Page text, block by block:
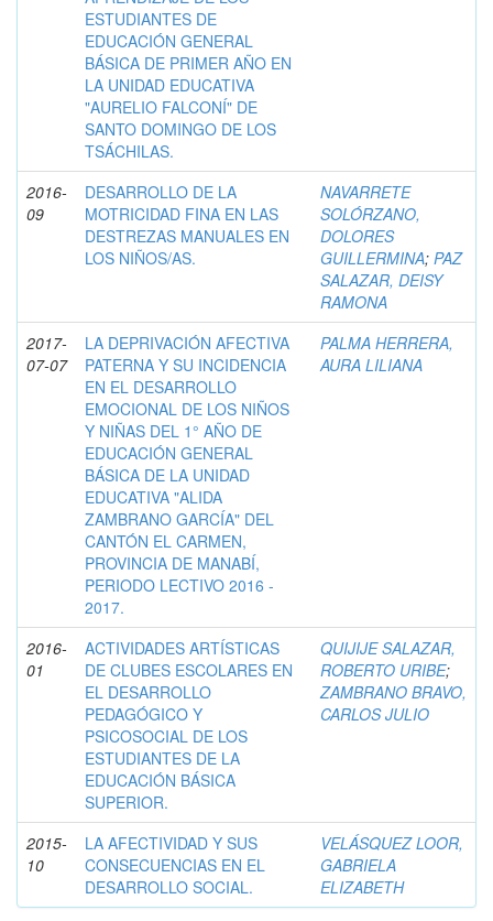
ESTUDIANTES DE
EDUCACIÓN GENERAL
BÁSICA DE PRIMER AÑO EN
LA UNIDAD EDUCATIVA
"AURELIO FALCONÍ" DE
SANTO DOMINGO DE LOS
TSÁCHILAS.
2016-
09
DESARROLLO DE LA
MOTRICIDAD FINA EN LAS
DESTREZAS MANUALES EN
LOS NIÑOS/AS.
NAVARRETE
SOLÓRZANO,
DOLORES
GUILLERMINA; PAZ
SALAZAR, DEISY
RAMONA
2017-
07-07
LA DEPRIVACIÓN AFECTIVA
PATERNA Y SU INCIDENCIA
EN EL DESARROLLO
EMOCIONAL DE LOS NIÑOS
Y NIÑAS DEL 1° AÑO DE
EDUCACIÓN GENERAL
BÁSICA DE LA UNIDAD
EDUCATIVA "ALIDA
ZAMBRANO GARCÍA" DEL
CANTÓN EL CARMEN,
PROVINCIA DE MANABÍ,
PERIODO LECTIVO 2016 -
2017.
PALMA HERRERA,
AURA LILIANA
2016-
01
ACTIVIDADES ARTÍSTICAS
DE CLUBES ESCOLARES EN
EL DESARROLLO
PEDAGÓGICO Y
PSICOSOCIAL DE LOS
ESTUDIANTES DE LA
EDUCACIÓN BÁSICA
SUPERIOR.
QUIJIJE SALAZAR,
ROBERTO URIBE;
ZAMBRANO BRAVO,
CARLOS JULIO
2015-
10
LA AFECTIVIDAD Y SUS
CONSECUENCIAS EN EL
DESARROLLO SOCIAL.
VELÁSQUEZ LOOR,
GABRIELA
ELIZABETH